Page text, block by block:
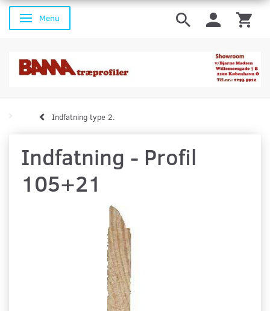
Skifte navigation
Menu
Indfatning type 2.
Indfatning - Profil
105+21